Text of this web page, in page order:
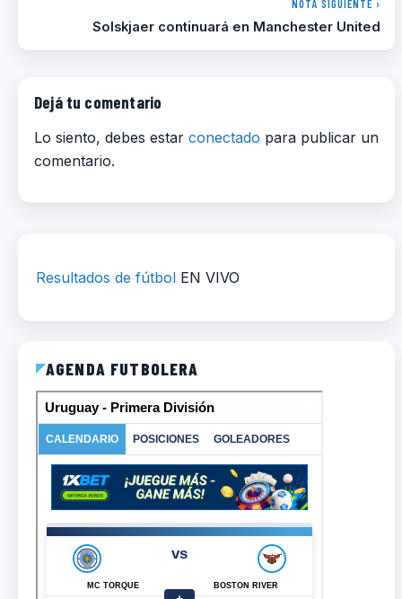
NOTA SIGUIENTE ›
Solskjaer continuará en Manchester United
Dejá tu comentario
Lo siento, debes estar conectado para publicar un
comentario.
Resultados de fútbol EN VIVO
AGENDA FUTBOLERA